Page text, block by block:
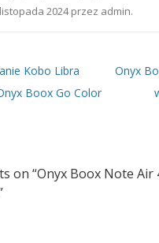
2024przez admin.
wpisuKobo Libra
Boox Go Color
Onyx
on “Onyx Boox Note Air